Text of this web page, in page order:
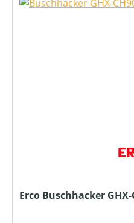
Erco Buschhacker GHX-